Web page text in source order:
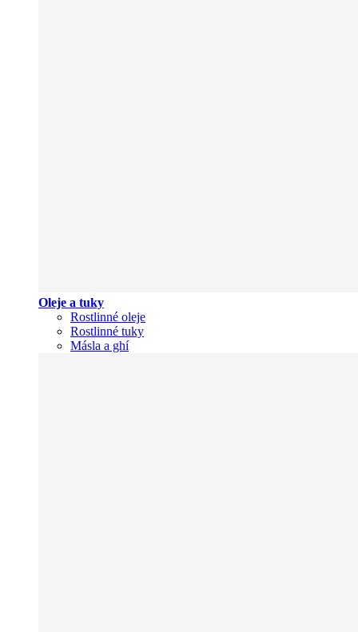
Oleje a tuky
Rostlinné oleje
Rostlinné tuky
Másla a ghí